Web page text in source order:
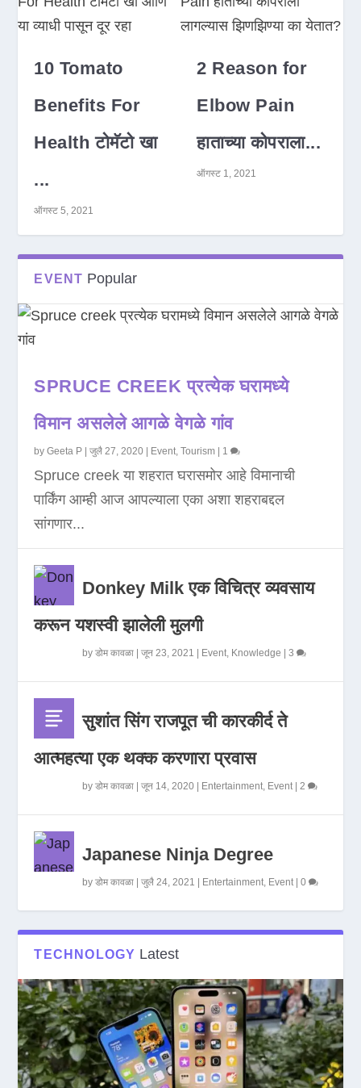
10 Tomato
Benefits For
Health टोमॅटो खा
...
ऑगस्ट 5, 2021
2 Reason for
Elbow Pain
हाताच्या कोपराला...
ऑगस्ट 1, 2021
EVENT Popular
SPRUCE CREEK प्रत्येक घरामध्ये
विमान असलेले आगळे वेगळे गांव
byGeeta P |जुलै 27, 2020 Event,Tourism 1
Spruce creek या शहरात घरासमोर आहे विमानाची
पार्किंग आम्ही आज आपल्याला एका अशा शहराबद्दल
सांगणार...
Donkey Milk एक विचित्र व्यवसाय
करून यशस्वी झालेली मुलगी
byडोम कावळा |जून 23, 2021 Event, Knowledge |3
सुशांत सिंग राजपूत ची कारकीर्द ते
आत्महत्या एक थक्क करणारा प्रवास
byडोम कावळा |जून 14, 2020 Entertainment, Event|2
Japanese Ninja Degree
byडोम कावळा |जुलै 24, 2021 Entertainment, Event|0
TECHNOLOGY Latest